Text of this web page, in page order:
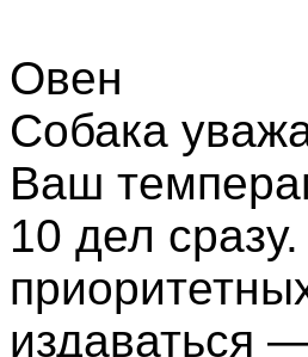
Овен
Собака
Ваш
10 дел
издаваться